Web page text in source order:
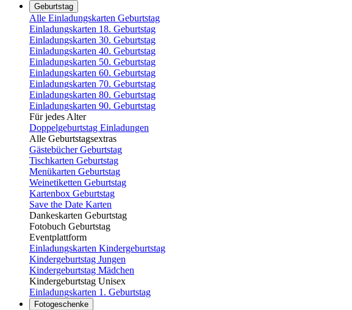
Geburtstag
Alle Einladungskarten Geburtstag
Einladungskarten 18. Geburtstag
Einladungskarten 30. Geburtstag
Einladungskarten 40. Geburtstag
Einladungskarten 50. Geburtstag
Einladungskarten 60. Geburtstag
Einladungskarten 70. Geburtstag
Einladungskarten 80. Geburtstag
Einladungskarten 90. Geburtstag
Für jedes Alter
Doppelgeburtstag Einladungen
Alle Geburtstagsextras
Gästebücher Geburtstag
Tischkarten Geburtstag
Menükarten Geburtstag
Weinetiketten Geburtstag
Kartenbox Geburtstag
Save the Date Karten
Dankeskarten Geburtstag
Fotobuch Geburtstag
Eventplattform
Einladungskarten Kindergeburtstag
Kindergeburtstag Jungen
Kindergeburtstag Mädchen
Kindergeburtstag Unisex
Einladungskarten 1. Geburtstag
Fotogeschenke